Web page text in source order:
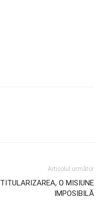
Articolul următor
TITULARIZAREA, O MISIUNE
IMPOSIBILĂ